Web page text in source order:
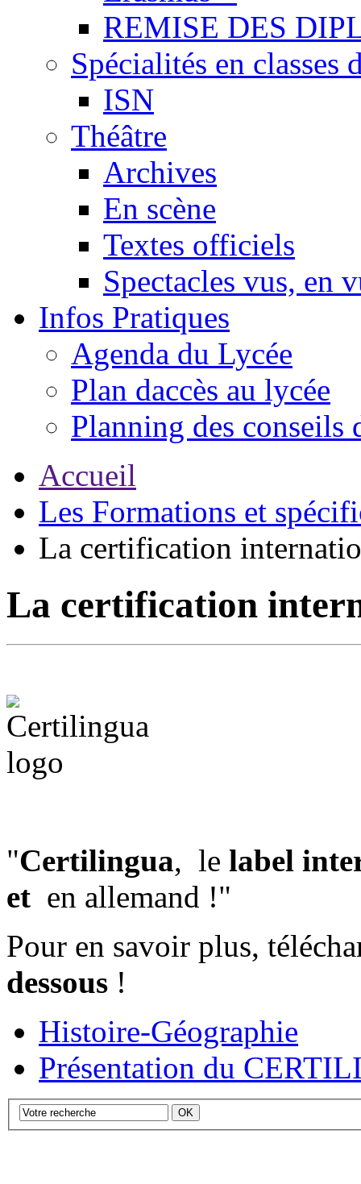
REMISE DES
Spécialités en classes
ISN
Théâtre
Archives
En scène
Textes officiels
Spectacles vus, en
Infos Pratiques
Agenda du Lycée
Plan daccès au lycée
Planning des conseils
Accueil
Les Formations et
La certification
La certification
"Certilingua, le label
et en allemand !"
Pour en savoir plus,
dessous !
Histoire-Géographie
Présentation du